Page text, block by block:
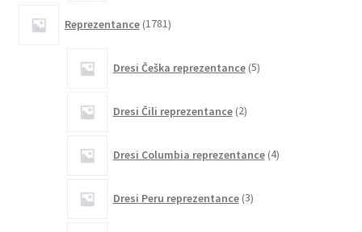
Reprezentance 1781izdelkov
Dresi Češka reprezentance 5izdelkov
Dresi Čili reprezentance 2izdelka
Dresi Columbia reprezentance 4izdelki
Dresi Peru reprezentance 3izdelki